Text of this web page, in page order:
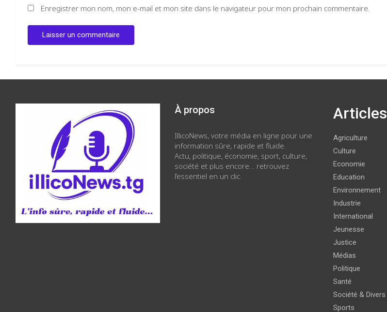
Enregistrer mon nom, mon e-mail et mon site dans le navigateur pour mon prochain commentaire.
À propos
IllicoNews, votre média en ligne pour une
information sûre, rapide et fluide.
Actu, politique, économie, sport, culture,
société et plus encore… retrouvez
l’essentiel en un clic.
Articles
Agriculture
Culture
Economie
Education
Environnement
Industrie
International
Jeunesse
Justice
Médias
Politique
Santé
Société & Divers
Sports